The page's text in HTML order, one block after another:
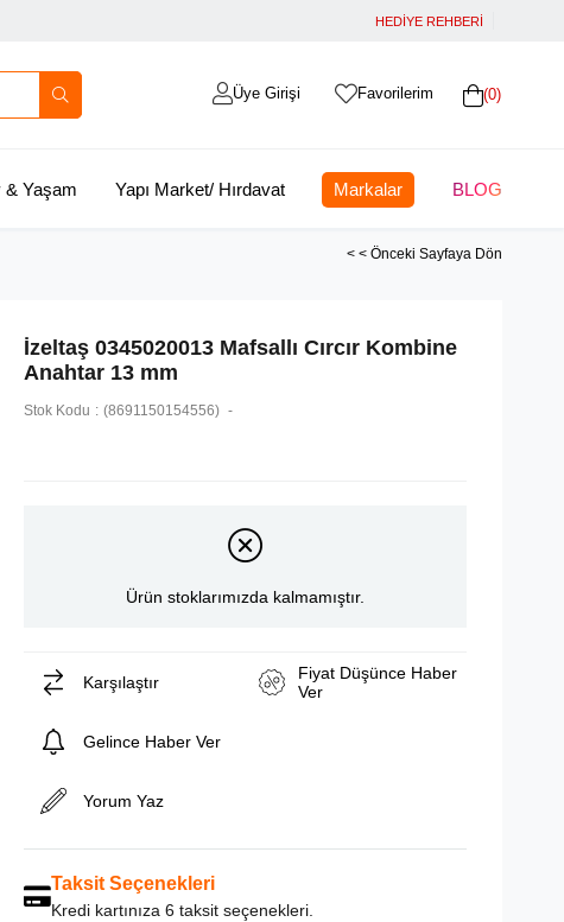
HEDİYE REHBERİ
0
Favorilerim
Üye Girişi
& Yaşam Yapı Market/ Hırdavat Markalar BLOG
< < Önceki Sayfaya Dön
İzeltaş 0345020013 Mafsallı Cırcır Kombine
Anahtar 13 mm
Stok Kodu (8691150154556)
Ürün stoklarımızda kalmamıştır.
Karşılaştır
Fiyat Düşünce Haber
Ver
Gelince Haber Ver
Yorum Yaz
Taksit Seçenekleri
Kredi kartınıza 6 taksit seçenekleri.